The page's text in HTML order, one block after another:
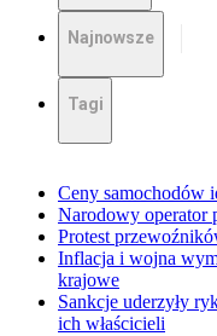
Najnowsze
Tagi
Ceny samochodów
Narodowy operator
Protest
Inflacja i wojna
krajowe
Sankcje uderzyły
ich właścicieli